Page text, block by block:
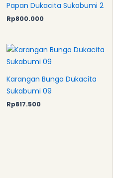
Papan Dukacita Sukabumi 2
Rp800.000
Karangan Bunga Dukacita
Sukabumi 09
Rp817.500